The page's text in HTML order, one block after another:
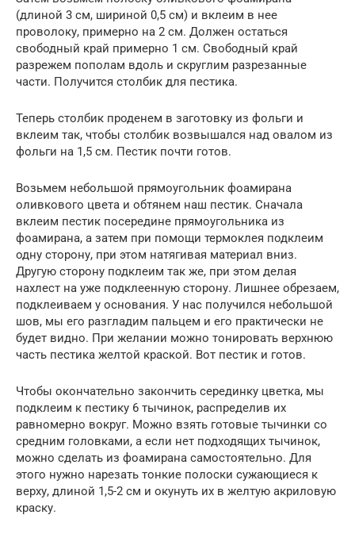
(длиной 3 см, шириной 0,5 см) и вклеим в нее
проволоку, примерно на 2 см. Должен остаться
свободный край примерно 1 см. Свободный край
разрежем пополам вдоль и скруглим разрезанные
части. Получится столбик для пестика.
Теперь столбик проденем в заготовку из фольги и
вклеим так, чтобы столбик возвышался над овалом из
фольги на 1,5 см. Пестик почти готов.
Возьмем небольшой прямоугольник фоамирана
оливкового цвета и обтянем наш пестик. Сначала
вклеим пестик посередине прямоугольника из
фоамирана, а затем при помощи термоклея подклеим
одну сторону, при этом натягивая материал вниз.
Другую сторону подклеим так же, при этом делая
нахлест на уже подклеенную сторону. Лишнее обрезаем,
подклеиваем у основания. У нас получился небольшой
шов, мы его разгладим пальцем и его практически не
будет видно. При желании можно тонировать верхнюю
часть пестика желтой краской. Вот пестик и готов.
Чтобы окончательно закончить серединку цветка, мы
подклеим к пестику 6 тычинок, распределив их
равномерно вокруг. Можно взять готовые тычинки со
средним головками, а если нет подходящих тычинок,
можно сделать из фоамирана самостоятельно. Для
этого нужно нарезать тонкие полоски сужающиеся к
верху, длиной 1,5-2 см и окунуть их в желтую акриловую
краску.